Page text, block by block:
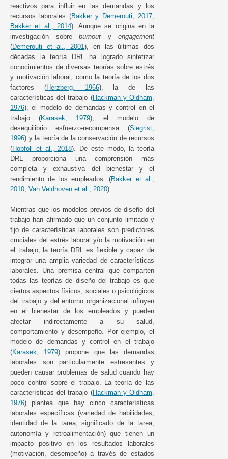
reactivos para influir en las demandas y los
recursos laborales (Bakker y Demerouti, 2017;
Bakker et al., 2014). Aunque se origina en la
investigación sobre burnout y engagement
(Demerouti et al., 2001), en las últimas dos
décadas la teoría DRL ha logrado sintetizar
conocimientos de diversas teorías sobre estrés
y motivación laboral, como la teoría de los dos
factores (Herzberg, 1966), la de las
características del trabajo (Hackman y Oldham,
1976), el modelo de demandas y control en el
trabajo (Karasek, 1979), el modelo de
desequilibrio esfuerzo-recompensa (Siegrist,
1996) y la teoría de la conservación de recursos
(Hobfoll et al., 2018). De este modo, la teoría
DRL proporciona una comprensión más
completa y exhaustiva del bienestar y el
rendimiento de los empleados. (Bakker et al.,
2010; Van Veldhoven et al., 2020).
Mientras que los modelos previos de diseño del
trabajo han afirmado que un conjunto limitado y
fijo de características laborales son predictores
cruciales del estrés laboral y/o la motivación en
el trabajo, la teoría DRL es flexible y capaz de
integrar una amplia variedad de características
laborales. Una premisa central que comparten
todas las teorías de diseño del trabajo es que
ciertos aspectos físicos, sociales o psicológicos
del trabajo y del entorno organizacional influyen
en el bienestar de los empleados y pueden
afectar indirectamente a su salud,
comportamiento y desempeño. Por ejemplo, el
modelo de demandas y control en el trabajo
(Karasek, 1979) propone que las demandas
laborales son particularmente estresantes y
pueden causar problemas de salud cuando hay
poco control sobre el trabajo. La teoría de las
características del trabajo (Hackman y Oldham,
1976) plantea que hay cinco características
laborales específicas (variedad de habilidades,
identidad de la tarea, significado de la tarea,
autonomía y retroalimentación) que tienen un
impacto positivo en los resultados laborales
(motivación, desempeño) a través de estados